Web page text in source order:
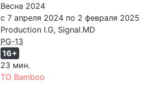
Весна 2024
с 7 апреля 2024 по 2 февраля 2025
Production I.G, Signal.MD
PG-13
16+
23 мин.
ТО Bamboo